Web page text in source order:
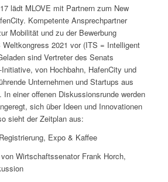
lädt MLOVE mit Partnern zum New
Kompetente Ansprechpartner
Mobilität und zu der Bewerbung
2021 vor (ITS = Intelligent
sind Vertreter des Senats
von Hochbahn, HafenCity und
Unternehmen und Startups aus
einer offenen Diskussionsrunde werden
sich über Ideen und Innovationen
sieht der Zeitplan aus:
Expo & Kaffee
Wirtschaftssenator Frank Horch,